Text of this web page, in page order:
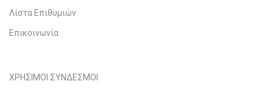
Λίστα Επιθυμιών
Επικοινωνία
ΧΡΗΣΙΜΟΙ ΣΥΝΔΕΣΜΟΙ